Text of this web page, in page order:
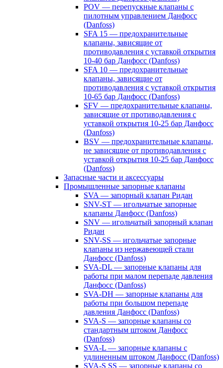
POV — перепускные клапаны с
пилотным управлением Данфосс
(Danfoss)
SFA 15 — предохранительные
клапаны, зависящие от
противодавления с уставкой открытия
10-40 бар Данфосс (Danfoss)
SFA 10 — предохранительные
клапаны, зависящие от
противодавления с уставкой открытия
10-65 бар Данфосс (Danfoss)
SFV — предохранительные клапаны,
зависящие от противодавления с
уставкой открытия 10-25 бар Данфосс
(Danfoss)
BSV — предохранительные клапаны,
не зависящие от противодавления с
уставкой открытия 10-25 бар Данфосс
(Danfoss)
Запасные части и аксессуары
Промышленные запорные клапаны
SVA — запорный клапан Ридан
SNV-ST — игольчатые запорные
клапаны Данфосс (Danfoss)
SNV — игольчатый запорный клапан
Ридан
SNV-SS — игольчатые запорные
клапаны из нержавеющей стали
Данфосс (Danfoss)
SVA-DL — запорные клапаны для
работы при малом перепаде давления
Данфосс (Danfoss)
SVA-DH — запорные клапаны для
работы при большом перепаде
давления Данфосс (Danfoss)
SVA-S — запорные клапаны со
стандартным штоком Данфосс
(Danfoss)
SVA-L — запорные клапаны с
удлиненным штоком Данфосс (Danfoss)
SVA-S SS — запорные клапаны со